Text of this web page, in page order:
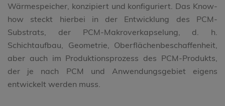
Wärmespeicher, konzipiert und konfiguriert. Das Know-
how steckt hierbei in der Entwicklung des PCM-
Substrats, der PCM-Makroverkapselung, d. h.
Schichtaufbau, Geometrie, Oberflächenbeschaffenheit,
aber auch im Produktionsprozess des PCM-Produkts,
der je nach PCM und Anwendungsgebiet eigens
entwickelt werden muss.